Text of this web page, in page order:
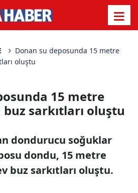
Donan su deposunda 15 metre
oluştu
15 metre
sarkıtları oluştu
dondurucu soğuklar
dondu, 15 metre
buz sarkıtları oluştu.